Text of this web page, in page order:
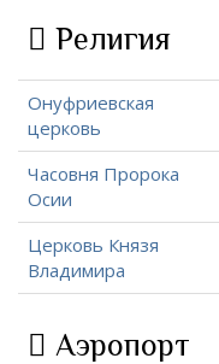
Религия
Онуфриевская
церковь
Часовня Пророка
Осии
Церковь Князя
Владимира
Аэропорт